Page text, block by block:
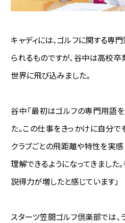
キャディには、ゴルフに関する専
られるものですが、谷中は高校卒
世界に飛び込みました。
谷中―――「最初はゴルフの専門用
た。この仕事をきっかけに自分で
クラブごとの飛距離や特性を実感
理解できるようになってきました
説得力が増したと感じています」
スターツ笠間ゴルフ倶楽部では、